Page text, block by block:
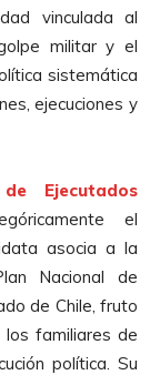
vinculada al
militar y el
sistemática
ejecuciones y
Ejecutados
el
asocia a la
Nacional de
de Chile, fruto
familiares de
política. Su